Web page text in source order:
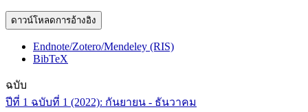
ดาวน์โหลดการอ้างอิง
Endnote/Zotero/Mendeley (RIS)
BibTeX
ฉบับ
ปีที่ 1 ฉบับที่ 1 (2022): กันยายน - ธันวาคม